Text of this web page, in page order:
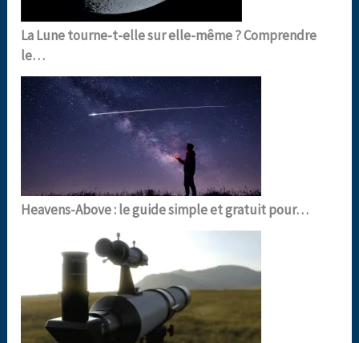
La Lune tourne-t-elle sur elle-même ? Comprendre
le…
Heavens-Above : le guide simple et gratuit pour…